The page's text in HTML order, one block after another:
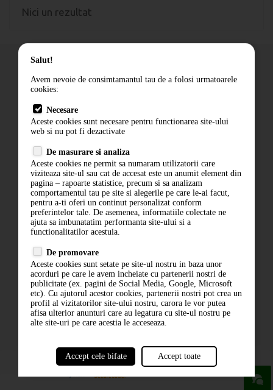
Nici un rezultat
Cum comand
Livrare
Contact
Politica de confidentialitate
ANPC
ABONARE LA NEWSLETTER
ABONARE
Salut!
Avem nevoie de consimtamantul tau de a folosi urmatoarele
cookies:
Necesare
Aceste cookies sunt necesare pentru functionarea site-ului
web si nu pot fi dezactivate
De masurare si analiza
Aceste cookies ne permit sa numaram utilizatorii care
viziteaza site-ul sau cat de accesat este un anumit element din
pagina – rapoarte statistice, precum si sa analizam
comportamentul tau pe site si alegerile pe care le-ai facut,
pentru a-ti oferi un continut personalizat conform
preferintelor tale. De asemenea, informatiile colectate ne
ajuta sa imbunatatim performanta site-ului si a
functionalitatilor acestuia.
De promovare
Aceste cookies sunt setate pe site-ul nostru in baza unor
acorduri pe care le avem incheiate cu partenerii nostri de
publicitate (ex. pagini de Social Media, Google, Microsoft
etc). Cu ajutorul acestor cookies, partenerii nostri pot crea un
profil al vizitatorilor site-ului nostru, carora le vor putea
afisa ulterior anunturi care au legatura cu site-ul nostru pe
alte site-uri pe care acestia le acceseaza.
Accept cele bifate Accept toate